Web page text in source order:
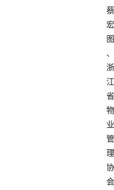
蔡
宏
图
、
浙
江
省
物
业
管
理
协
会